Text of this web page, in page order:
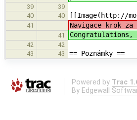
39
39
40
40 [[Image(http://
41 Navigace krok za
41
42
42
43
43 == Poznámky ==
Powered by Trac
By Edgewall